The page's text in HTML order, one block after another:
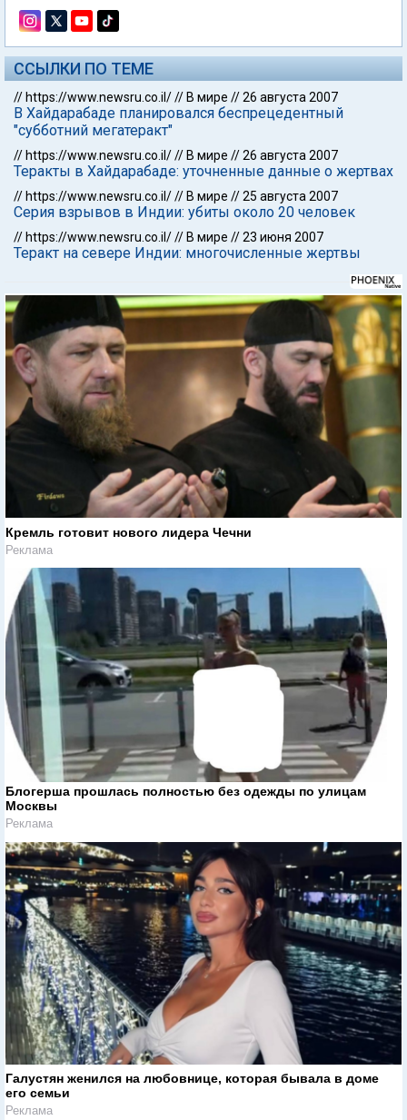
ССЫЛКИ ПО ТЕМЕ
// https://www.newsru.co.il/// В мире //26 августа 2007
В Хайдарабаде планировался беспрецедентный
"субботний мегатеракт"
// https://www.newsru.co.il/// В мире //26 августа 2007
Теракты в Хайдарабаде: уточненные данные о жертвах
// https://www.newsru.co.il/// В мире //25 августа 2007
Серия взрывов в Индии: убиты около 20 человек
// https://www.newsru.co.il/// В мире //23 июня 2007
Теракт на севере Индии: многочисленные жертвы
Кремль готовит нового лидера Чечни
Реклама
Блогерша прошлась полностью без одежды по улицам
Москвы
Реклама
Галустян женился на любовнице, которая бывала в доме
его семьи
Реклама